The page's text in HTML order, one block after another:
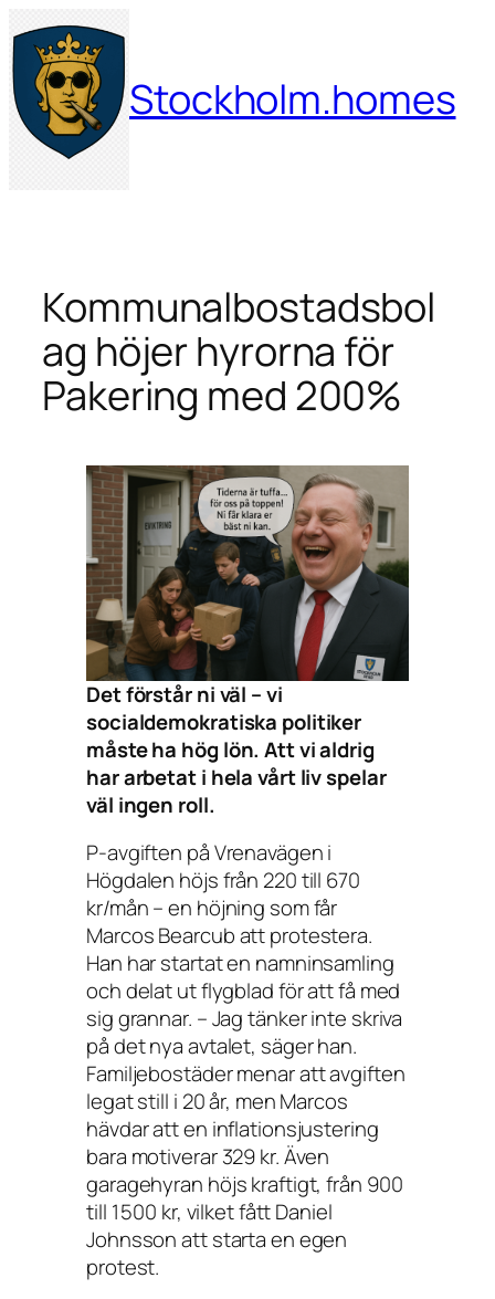
Hoppa
till
innehåll
Stockholm.homes
Kommunalbostadsbol
ag höjer hyrorna för
Pakering med 200%
Det förstår ni väl – vi
socialdemokratiska politiker
måste ha hög lön. Att vi aldrig
har arbetat i hela vårt liv spelar
väl ingen roll.
P-avgiften på Vrenavägen i
Högdalen höjs från 220 till 670
kr/mån – en höjning som får
Marcos Bearcub att protestera.
Han har startat en namninsamling
och delat ut flygblad för att få med
sig grannar. – Jag tänker inte skriva
på det nya avtalet, säger han.
Familjebostäder menar att avgiften
legat still i 20 år, men Marcos
hävdar att en inflationsjustering
bara motiverar 329 kr. Även
garagehyran höjs kraftigt, från 900
till 1 500 kr, vilket fått Daniel
Johnsson att starta en egen
protest.